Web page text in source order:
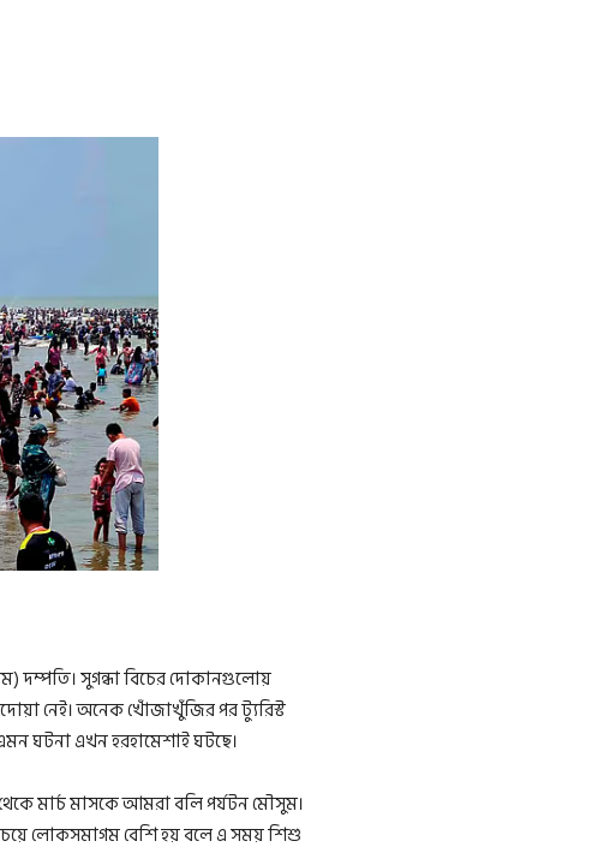
দম্পতি। সুগন্ধা বিচের দোকানগুলোয়
নেই। অনেক খোঁজাখুঁজির পর ট্যুরিস্ট
ঘটনা এখন হরহামেশাই ঘটছে।
মার্চ মাসকে আমরা বলি পর্যটন মৌসুম।
লোকসমাগম বেশি হয় বলে এ সময় শিশু